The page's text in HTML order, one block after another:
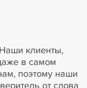
клиенты,
в самом
поэтому наши
от слова